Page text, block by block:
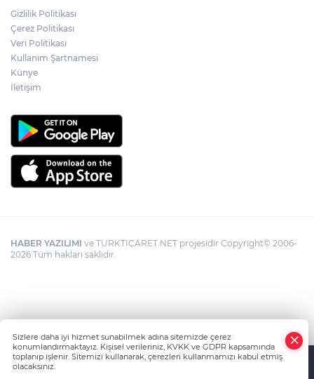
Gizlilik Politikası
Çerez Politikası
Veri Politikası
Kullanım Şartnamesi
Künye
İletişim
HABER YAZILIMI ve TURKTICARET.NET projesidir Copyright© 2006-
2026 Tüm hakları saklıdır.
Sizlere daha iyi hizmet sunabilmek adına sitemizde çerez
konumlandırmaktayız. Kişisel verileriniz, KVKK ve GDPR kapsamında
toplanıp işlenir. Sitemizi kullanarak, çerezleri kullanmamızı kabul etmiş
olacaksınız.